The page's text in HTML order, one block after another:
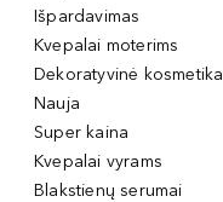
Išpardavimas
Kvepalai moterims
Dekoratyvinė kosmetika
Nauja
Super kaina
Kvepalai vyrams
Blakstienų serumai